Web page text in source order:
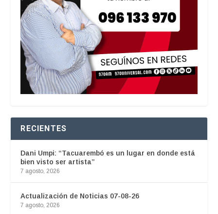
RECIENTES
Dani Umpi: “Tacuarembó es un lugar en donde está
bien visto ser artista”
7 agosto, 2026
Actualización de Noticias 07-08-26
7 agosto, 2026